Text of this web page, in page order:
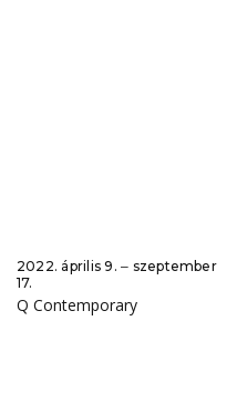
2022. április 9. ‒ szeptember
17.
Q Contemporary